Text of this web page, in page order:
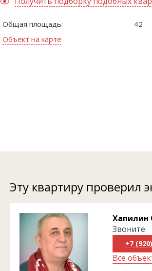
Общая площадь:
42
Объект на карте
Эту квартиру проверил
Хапилин
Звоните
+7 (920)
Все